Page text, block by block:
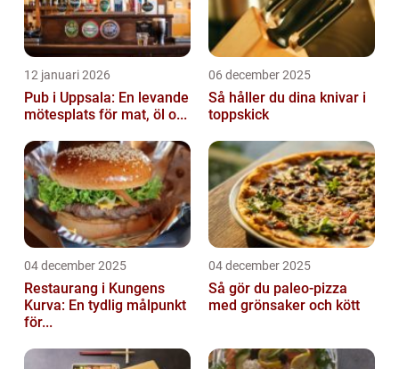
12 januari 2026
Pub i Uppsala: En levande
mötesplats för mat, öl o...
06 december 2025
Så håller du dina knivar i
toppskick
04 december 2025
Restaurang i Kungens
Kurva: En tydlig målpunkt
för...
04 december 2025
Så gör du paleo-pizza
med grönsaker och kött